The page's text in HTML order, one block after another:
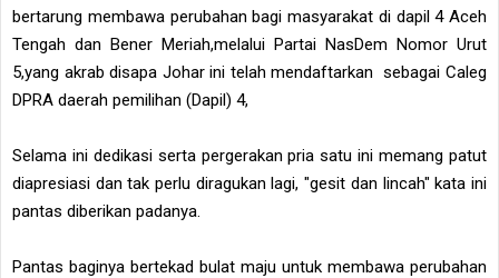
bertarung membawa perubahan bagi masyarakat di dapil 4 Aceh
Tengah dan Bener Meriah,melalui Partai NasDem Nomor Urut
5,yang akrab disapa Johar ini telah mendaftarkan sebagai Caleg
DPRA daerah pemilihan (Dapil) 4,
Selama ini dedikasi serta pergerakan pria satu ini memang patut
diapresiasi dan tak perlu diragukan lagi, "gesit dan lincah" kata ini
pantas diberikan padanya.
Pantas baginya bertekad bulat maju untuk membawa perubahan